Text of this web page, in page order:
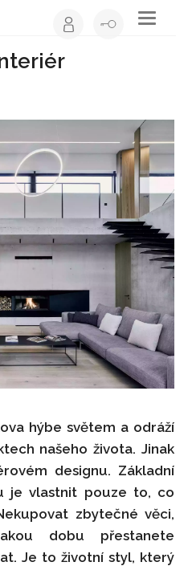
Toggle
hýbe světem a odráží
našeho života. Jinak
designu. Základní
je vlastnit pouze to, co
zbytečné věci,
dobu přestanete
Je to životní styl, který